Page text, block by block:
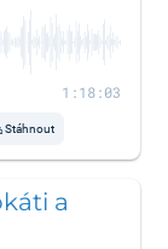
1:18:03
Stáhnout
a